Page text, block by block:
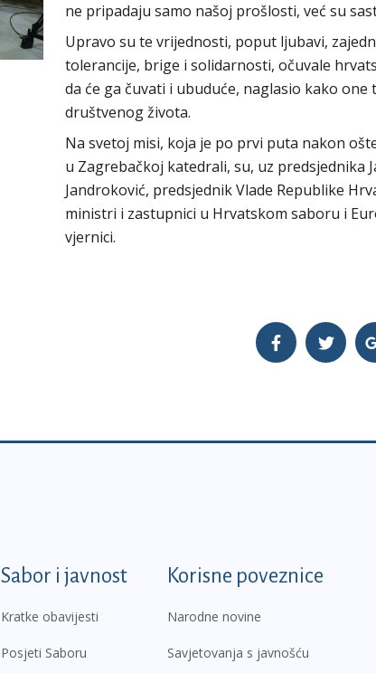
ne pripadaju samo našoj prošlosti, već su
Upravo su te vrijednosti, poput ljubavi,
tolerancije, brige i solidarnosti, očuvale
da će ga čuvati i ubuduće, naglasio kako
društvenog života.
Na svetoj misi, koja je po prvi puta nakon
u Zagrebačkoj katedrali, su, uz predsjednika
Jandroković, predsjednik Vlade Republike
ministri i zastupnici u Hrvatskom saboru i
vjernici.
Sabor i javnost
Kratke obavijesti
Posjeti Saboru
Korisne poveznice
Narodne novine
Savjetovanja s javnošću